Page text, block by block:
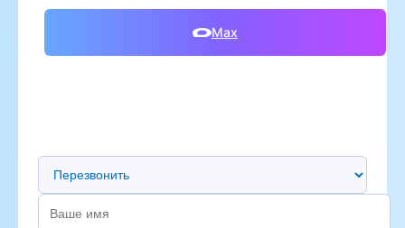
Max
Предпочтительный способ связи